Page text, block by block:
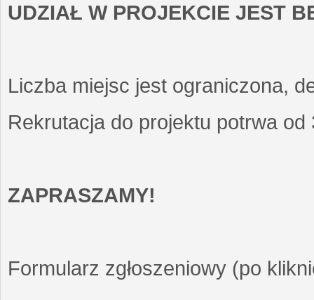
UDZIAŁ W PROJEKCIE JEST
Liczba miejsc jest ograniczona,
Rekrutacja do projektu potrwa
ZAPRASZAMY!
Formularz zgłoszeniowy (po